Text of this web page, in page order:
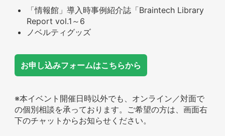
「情報館」導入時事例紹介誌「Braintech Library
Report vol.1～6
ノベルティグッズ
お申し込みフォームはこちらから
※本イベント開催日時以外でも、オンライン／対面で
の個別相談を承っております。ご希望の方は、画面右
下のチャットからお知らせください。